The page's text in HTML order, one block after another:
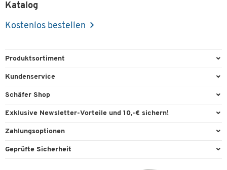
Katalog
Kostenlos bestellen
Produktsortiment
Büroausstattung
Reinigung & Hygiene
Technik
Kundenservice
Direktbestellung
Kontaktformulare
Lieferinformationen
Schäfer Shop
Services & Leistungen
Workplace Solutions
Exklusive Newsletter-Vorteile und 10,-€ sichern!
Willkommensgutschein
Zahlungsoptionen
Paypal
Geprüfte Sicherheit